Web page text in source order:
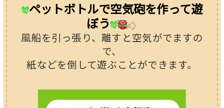
ペットボトルで空気砲を作って遊
ぼう
風船を引っ張り、離すと空気がでますの
で、
紙などを倒して遊ぶことができます。